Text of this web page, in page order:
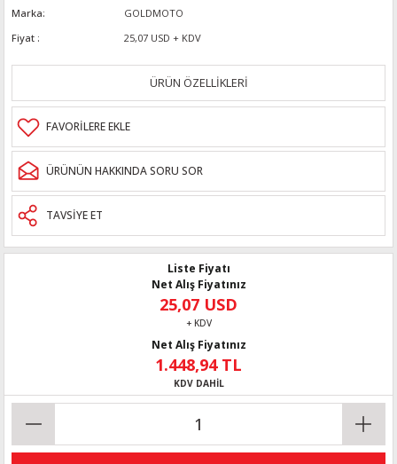
KASNAKLI ALTERNATÖRLER - 1500
Marka
GOLDMOTO
Fiyat
25,07 USD + KDV
ÜRÜN ÖZELLİKLERİ
ÜRÜNÜN HAKKINDA SORU SOR
TAVSİYE ET
Liste Fiyatı
Net Alış Fiyatınız
25,07 USD
+ KDV
Net Alış Fiyatınız
1.448,94 TL
KDV DAHİL